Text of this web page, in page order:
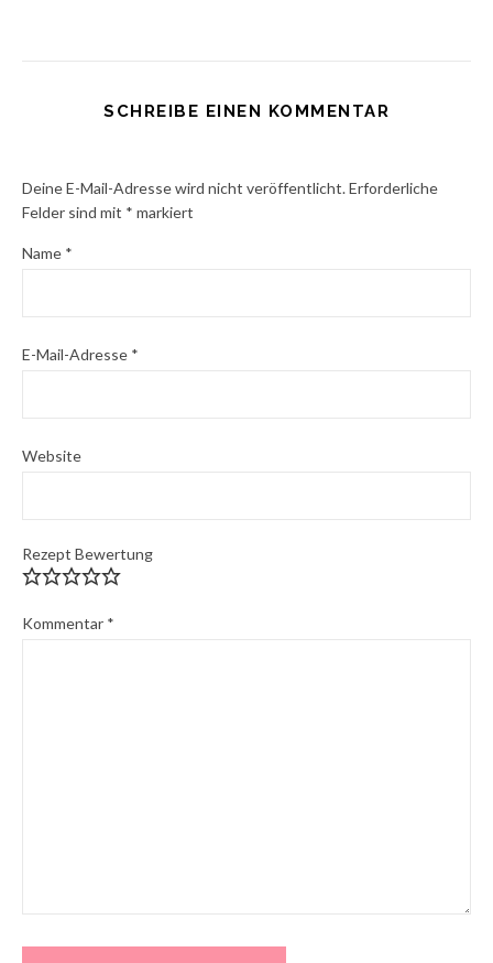
SCHREIBE EINEN KOMMENTAR
Deine E-Mail-Adresse wird nicht veröffentlicht.Erforderliche
Felder sind mit * markiert
Name *
E-Mail-Adresse *
Website
Rezept Bewertung
Kommentar *